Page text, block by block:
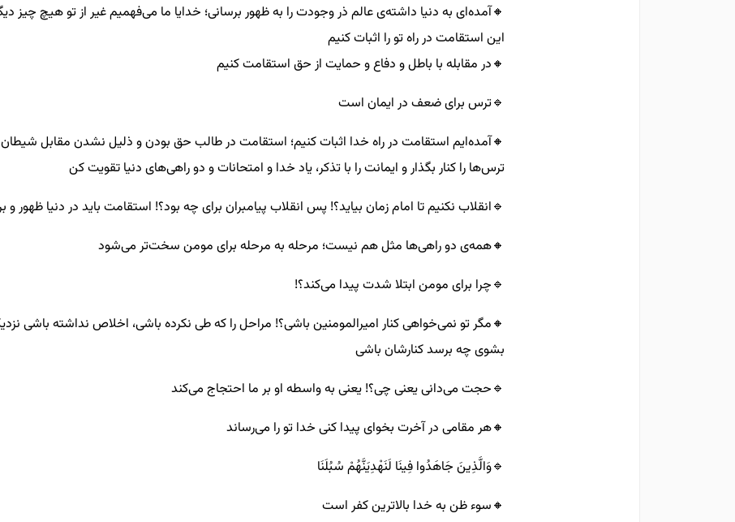
🔸️آمده‌ای به دنیا داشته‌ی عالم ذر وجودت را به ظهور برسانی؛ خدایا ما می‌فهمیم غیر از تو هیچ چیز
این استقامت در راه تو را اثبات کنیم
🔸️در مقابله با باطل و دفاع و حمایت از حق استقامت کنیم
🔹️ترس برای ضعف در ایمان است
🔸️آمده‌ایم استقامت در راه خدا اثبات کنیم؛ استقامت در طالب حق بودن و ذلیل نشدن مقابل
ترس‌ها را کنار بگذار و ایمانت را با تذکر، یاد خدا و امتحانات و دو راهی‌های دنیا تقویت کن
🔹️انقلاب نکنیم تا امام زمان بیاید؟! پس انقلاب پیامبران برای چه بود؟! استقامت باید در دنیا ظهور
🔸️همه‌ی دو راهی‌ها مثل هم نیست؛ مرحله به مرحله برای مومن سخت‌تر می‌شود
🔹️چرا برای مومن ابتلا شدت پیدا می‌کند؟!
🔸️مگر تو نمی‌خواهی کنار امیرالمومنین باشی؟! مراحل را که طی نکرده باشی، اخلاص نداشته باشی
بشوی چه برسد کنارشان باشی
🔹️حجت می‌دانی یعنی چی؟! یعنی به واسطه او بر ما احتجاج می‌کند
🔸️هر مقامی در آخرت بخوای پیدا کنی خدا تو را می‌رساند
🔹️وَالَّذِينَ جَاهَدُوا فِينَا لَنَهْدِيَنَّهُمْ سُبُلَنَا
🔸️سوء ظن به خدا بالاترین کفر است